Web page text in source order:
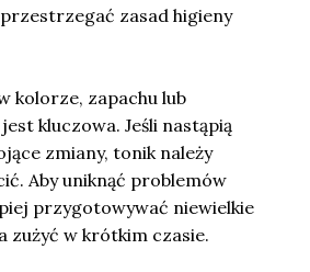
zasad higieny
kolorze, zapachu lub
kluczowa. Jeśli nastąpią
zmiany, tonik należy
Aby uniknąć problemów
przygotowywać niewielkie
zużyć w krótkim czasie.